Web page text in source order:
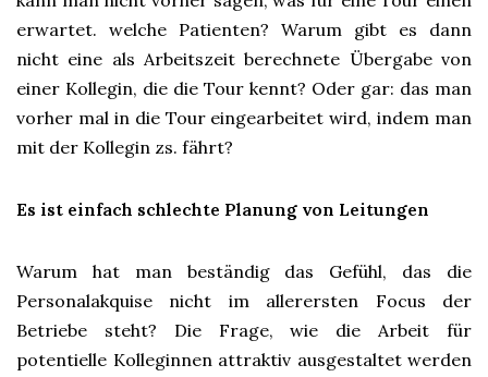
erwartet. welche Patienten? Warum gibt es dann
nicht eine als Arbeitszeit berechnete Übergabe von
einer Kollegin, die die Tour kennt? Oder gar: das man
vorher mal in die Tour eingearbeitet wird, indem man
mit der Kollegin zs. fährt?
Es ist einfach schlechte Planung von Leitungen
Warum hat man beständig das Gefühl, das die
Personalakquise nicht im allerersten Focus der
Betriebe steht? Die Frage, wie die Arbeit für
potentielle Kolleginnen attraktiv ausgestaltet werden